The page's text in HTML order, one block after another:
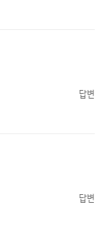
답변
답변